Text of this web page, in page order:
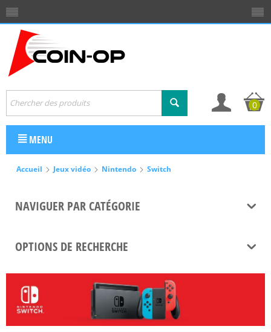
0
MENU
Accueil Jeux vidéo Nintendo Switch
NAVIGUER PAR CATÉGORIE
OPTIONS DE RECHERCHE